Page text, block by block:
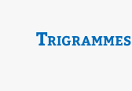
Trigrammes